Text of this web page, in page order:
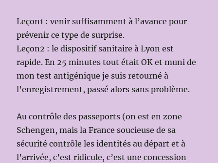
Leçon1 : venir suffisamment à l’avance pour
prévenir ce type de surprise.
Leçon2 : le dispositif sanitaire à Lyon est
rapide. En 25 minutes tout était OK et muni de
mon test antigénique je suis retourné à
l’enregistrement, passé alors sans problème.
Au contrôle des passeports (on est en zone
Schengen, mais la France soucieuse de sa
sécurité contrôle les identités au départ et à
l’arrivée, c’est ridicule, c’est une concession